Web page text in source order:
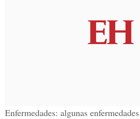
Enfermedades: algunas